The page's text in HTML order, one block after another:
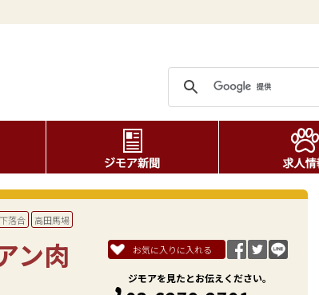
下落合 高田馬場
ン肉 お気に入りに入れる
ジモアを見たとお伝えください。